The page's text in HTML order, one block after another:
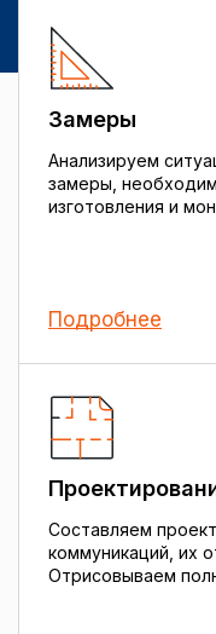
Замеры
Анализируем
замеры,
изготовления и
Подробнее
Составляем
коммуникаций, их
Отрисовываем